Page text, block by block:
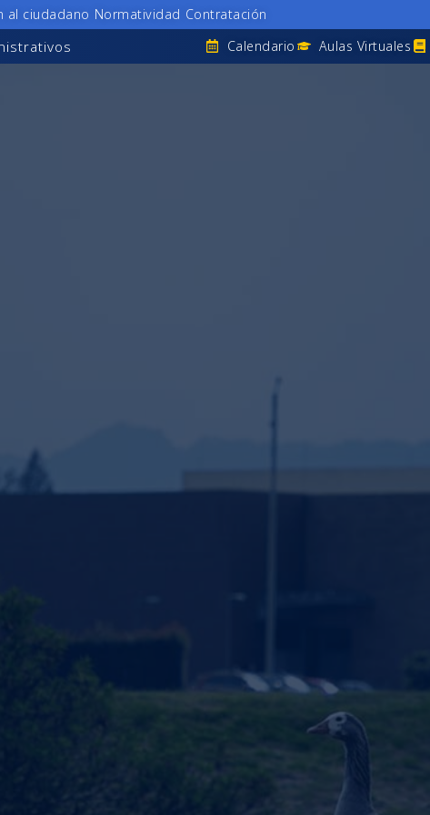
al ciudadano Normatividad Contratación
Calendario Aulas Virtuales